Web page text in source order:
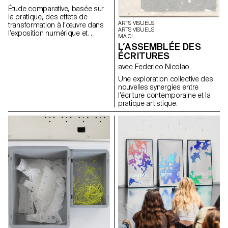
Étude comparative, basée sur
la pratique, des effets de
transformation à l’œuvre dans
l’exposition numérique et
ARTS VISUELS
ARTS VISUELS
MA CI
L’ASSEMBLÉE DES
ÉCRITURES
avec Federico Nicolao
Une exploration collective des
nouvelles synergies entre
l’écriture contemporaine et la
pratique artistique.